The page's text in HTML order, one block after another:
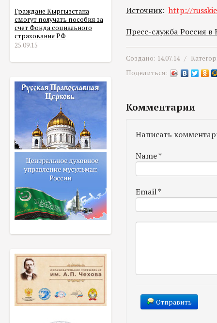
Граждане Кыргызстана
смогут получать пособия за
счет Фонда социального
страхования РФ
25.09.15
Источник: http://
Пресс-служба Россия в
Создано: 14.07.14 /
Поделиться:
Комментарии
Написать
Name*
Email*
Отправить